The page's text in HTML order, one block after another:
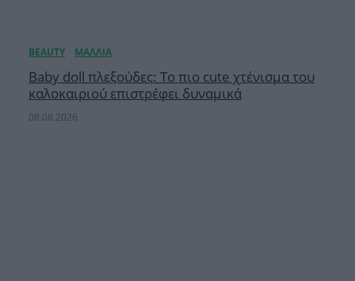
Baby doll πλεξούδες: Το πιο cute χτένισμα του
καλοκαιριού επιστρέφει δυναμικά
08.08.2026